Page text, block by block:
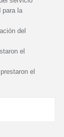
para la
del
el
el